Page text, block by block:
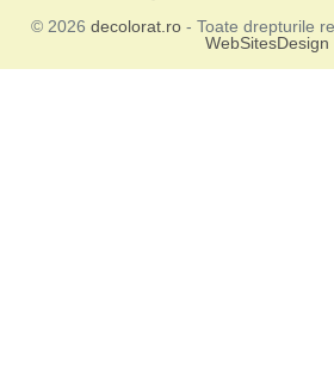
© 2026 decolorat.ro- Toate drepturile
WebSitesDesign